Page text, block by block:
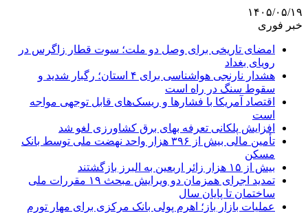
۱۴۰۵/۰۵/۱۹
خبر فوری
امضای تاریخی برای وصل دو ملت؛ سوت قطار زاگرس در
رویای بغداد
هشدار نارنجی هواشناسی برای ۴ استان؛ رگبار شدید و
سقوط سنگ در راه است
اقتصاد آمریکا با فشارها و ریسک‌های قابل توجهی مواجه
است
افزایش پلکانی تعرفه بهای برق کشاورزی لغو شد
تأمین مالی بیش از ۳۹۶ هزار واحد نهضت ملی توسط بانک
مسکن
بیش از ۱۵ هزار زائر اربعین به البرز بازگشتند
تمدید اجرای همزمان دو ویرایش مبحث ۱۹ مقررات ملی
ساختمان تا پایان سال
عملیات بازار باز؛ اهرم پولی بانک مرکزی برای مهار تورم